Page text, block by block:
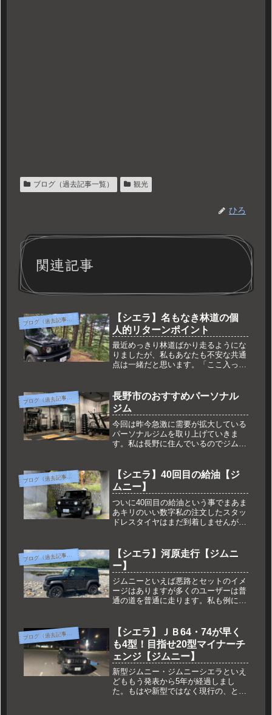
ブログ（過去記事一覧） 観光
ひろ
関連記事
ブ
ログ（過去記事一覧）
【シエラ】名もなき林道の個
人的リターンポイント
最近めっきり林道ばかり走るようにな
りましたが、私もあなたも不安な共通
点は一緒だと思います。「ここ入って
り着ける世の中ですが、林道に関して
はそれぞれの場所にもよるというのも
ありますしなんとも曖昧です。
ブ
ログ（過去記事一覧）
長野市のおすすめパーソナル
ジム
今回は昨今急激に需要が拡大している
パーソナルジムを取り上げていきま
す。私は長野に住んでいるのでジムに
紹介したいと思います。
ブ
ログ（過去記事一覧）
【シエラ】40回目の給油【ジ
ムニー】
ついに40回目の給油という事でまあま
あキリのいい数字私の注文したスタッ
ドレスタイヤはまだ到着しませんがち
化していると感じる今日この頃ですが
ちゃんとしたショップから購入してい
れば何も心配することはないと自分に
言い聞かせています＾＾；
ブ
ログ（過去記事一覧）
【シエラ】河原走行【ジムニ
ー】
ジムニーといえば悪路とセットのイメ
ージはありますが多くのユーザーは普
通の道を普通に走ります。私も例に漏
さったらないですよね。
ブ
ログ（過去記事一覧）
【シエラ】ＪＢ64・74が早く
も4型！目指せ20型マイナーチ
ェンジ【ジムニー】
新型ジムニー・ジムニーシエラといえ
どももう発表から5年が経過しまし
た。もはや新型ではなく現行の、と付